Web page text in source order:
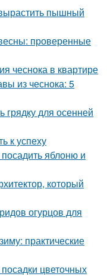
пышный
проверенные
чеснока в квартире
из чеснока: 5
грядку для осенней
к успеху
яблоню и
который
огурцов для
практические
цветочных